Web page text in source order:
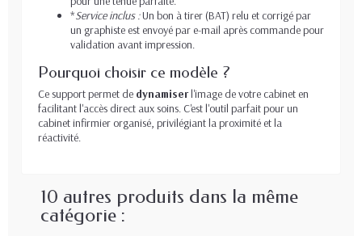
*Service inclus :Un bon à tirer (BAT) relu et corrigé par
un graphiste est envoyé par e-mail après commande pour
validation avant impression.
Pourquoi choisir ce modèle ?
Ce support permet de dynamiserl'image de votre cabinet en
facilitant l'accès direct aux soins. C'est l'outil parfait pour un
cabinet infirmier organisé, privilégiant la proximité et la
réactivité.
10 autres produits dans la même
catégorie :